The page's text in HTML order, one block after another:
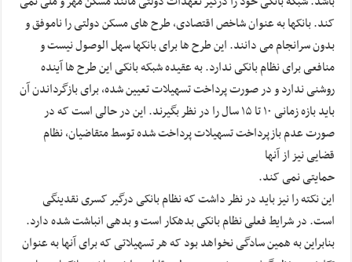
کند. بانکها به عنوان شاخص اقتصادی، طرح های مسکن دولتی را ناموفق و
بدون سرانجام می دانند. این طرح ها برای بانکها سهل الوصول نیست و
منافعی برای نظام بانکی ندارد. به عقیده شبکه بانکی این طرح ها آینده
روشنی ندارد و در صورت پرداخت تسهیلات تعیین شده، برای بازگرداندن آن
باید بازه زمانی ۱۰ تا ۱۵ سال را در نظر بگیرند. این در حالی است که در
صورت عدم بازپرداخت تسهیلات پرداخت شده توسط متقاضیان، نظام
قضایی نیز از آنها
حمایتی نمی کند.
این نکته را نیز باید در نظر داشت که نظام بانکی درگیر کسری نقدینگی
است. در شرایط فعلی نظام بانکی بدهکار است و بدهی انباشت شده دارد.
بنابراین به همین سادگی نخواهد بود که هر تسهیلاتی که برای آنها به عنوان